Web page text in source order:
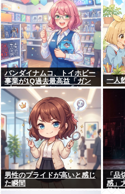
バンダイナムコ、トイホビー
事業が1Q過去最高益「ガン
プラ」「一番くじ」「トレ
カ」など大人向け商材好調で
一人
男性のプライドが高いと感じ
た瞬間
「
感」